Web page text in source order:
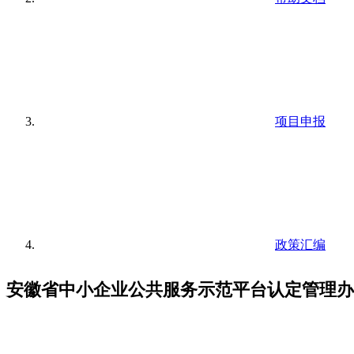
项目申报
政策汇编
安徽省中小企业公共服务示范平台认定管理